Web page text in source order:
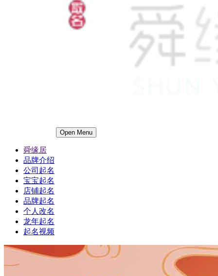
Open Menu
舜缘居
品牌介绍
公司起名
宝宝起名
店铺起名
品牌起名
个人改名
龙年起名
起名视频